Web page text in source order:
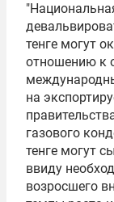
тенге могут
отношению к
на
газового
тенге могут
ввиду
возросшего